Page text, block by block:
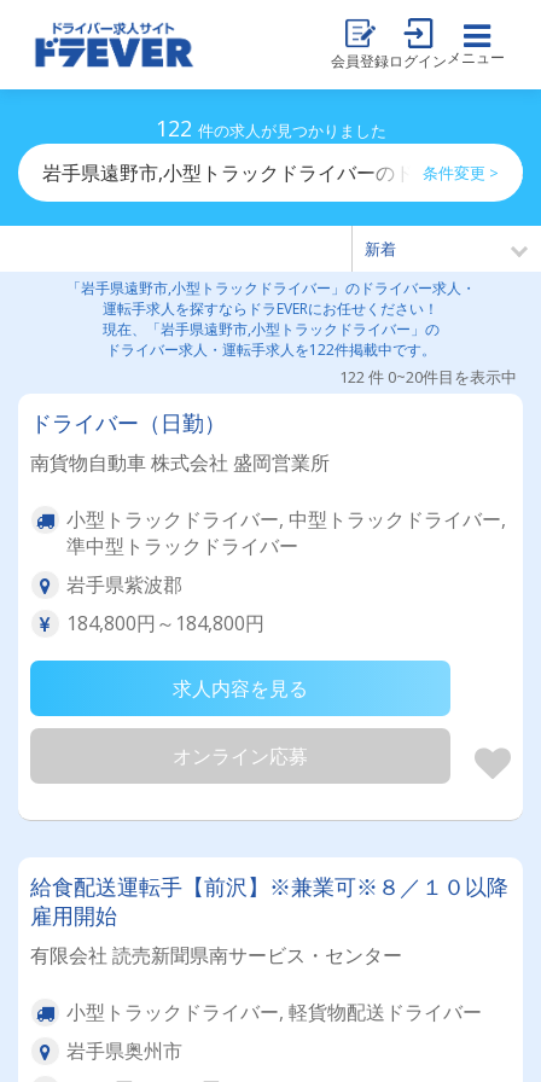
会員登録ログイン メニュー
122 件の求人が見つかりました
岩手県遠野市,小型トラックドライバーのドライバー求人
条件変更 >
「岩手県遠野市,小型トラックドライバー」のドライバー求人・
運転手求人を探すならドラEVERにお任せください！
現在、「岩手県遠野市,小型トラックドライバー」の
ドライバー求人・運転手求人を122件掲載中です。
122 件 0~20件目を表示中
ドライバー（日勤）
南貨物自動車 株式会社 盛岡営業所
小型トラックドライバー, 中型トラックドライバー,
準中型トラックドライバー
岩手県紫波郡
184,800円～184,800円
求人内容を見る
オンライン応募
給食配送運転手【前沢】※兼業可※８／１０以降
雇用開始
有限会社 読売新聞県南サービス・センター
小型トラックドライバー, 軽貨物配送ドライバー
岩手県奥州市